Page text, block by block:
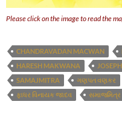
Please click on the image to read the
CHANDRAVADAN MACWAN
HARESH MAKWANA
SAMAJMITRA
ગણપત વણકર
ફાધર વિનાયક જાદવ
સમાજમિત્ર